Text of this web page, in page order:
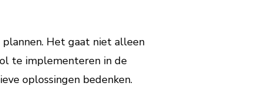
Het gaat niet alleen
te implementeren in de
oplossingen bedenken.